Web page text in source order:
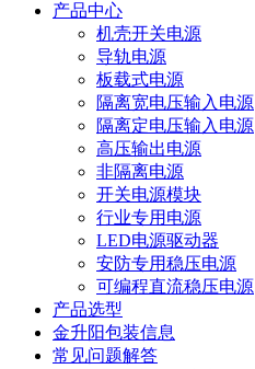
产品中心
机壳开关电源
导轨电源
板载式电源
隔离宽电压输入电源
隔离定电压输入电源
高压输出电源
非隔离电源
开关电源模块
行业专用电源
LED电源驱动器
安防专用稳压电源
可编程直流稳压电源
产品选型
金升阳包装信息
常见问题解答